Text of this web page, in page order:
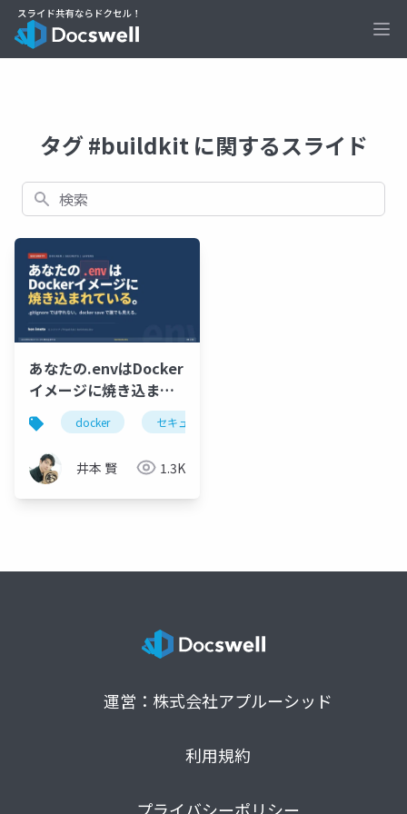
タグ #buildkit に関するスライド
検索
あなたの.envはDocker
イメージに焼き込ま
れ、誰でも抜き出せる
― Dockerセキュリティ
12枚
docker セキュリティ
井本 賢 1.3K
運営：株式会社アプルーシッド
利用規約
プライバシーポリシー